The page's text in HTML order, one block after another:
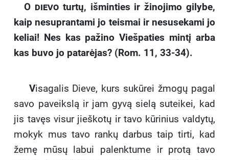
O dievo turtų, išminties ir žinojimo gilybe,
kaip nesuprantami jo teismai ir nesusekami jo
keliai! Nes kas pažino Viešpaties mintį arba
kas buvo jo patarėjas? (Rom. 11, 33-34).
Visagalis Dieve, kurs sukūrei žmogų pagal
savo paveikslą ir jam gyvą sielą suteikei, kad
jis tavęs visur jieškotų ir tavo kūrinius valdytų,
mokyk mus tavo rankų darbus taip tirti, kad
žemę mūsų labui palenktume ir protą tavo